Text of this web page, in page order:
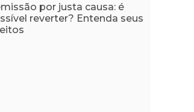
por justa causa: é
reverter? Entenda seus